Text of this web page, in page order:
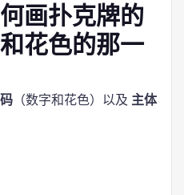
画扑克牌的
花色的那一
（数字和花色）以及 主体